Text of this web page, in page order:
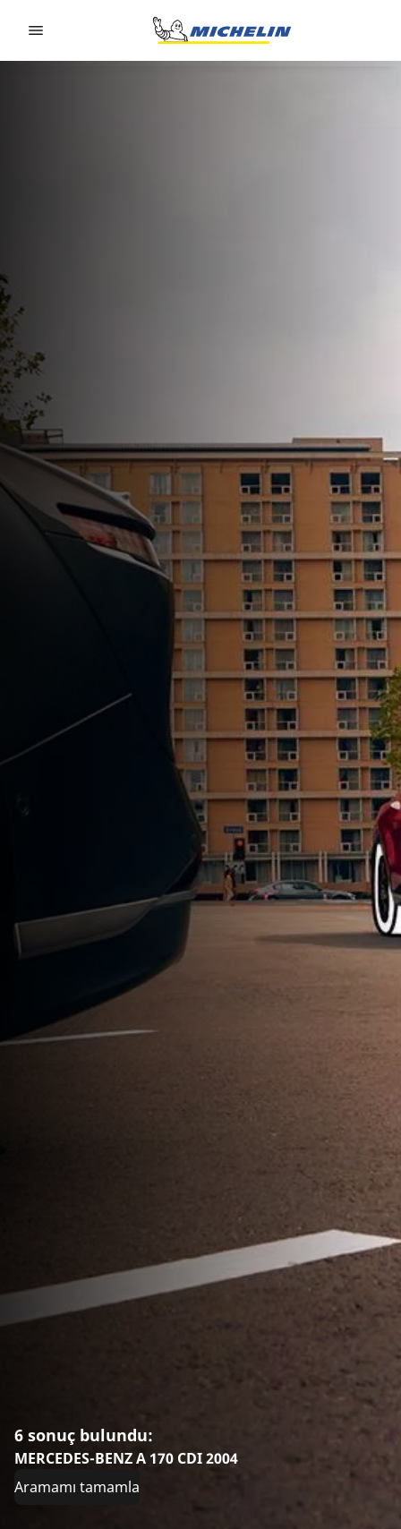
6 sonuç bulundu:
MERCEDES-BENZ A 170 CDI 2004
Aramamı tamamla